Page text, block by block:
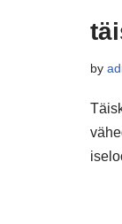
by